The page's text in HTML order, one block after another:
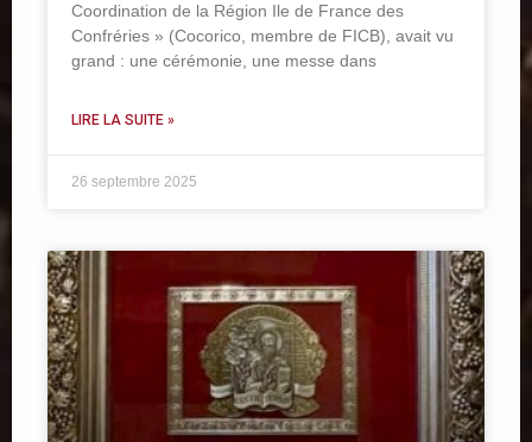
Coordination de la Région Ile de France des
Confréries » (Cocorico, membre de FICB), avait vu
grand : une cérémonie, une messe dans
LIRE LA SUITE »
26 septembre 2025